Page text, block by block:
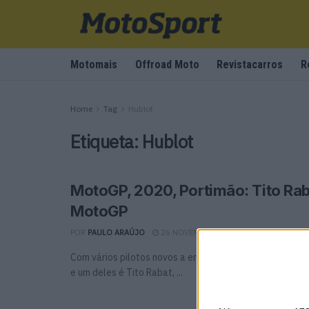
Motomais Offroad Moto Revistacarros
Home Tag Hublot
Etiqueta: Hublot
MotoGP, 2020, Portimão: Tito
MotoGP
PAULO ARAÚJO 26 NOVEMBRO, 2020 0
Com vários pilotos novos a entrar na grelha em 2021,
e um deles é Tito Rabat, ...